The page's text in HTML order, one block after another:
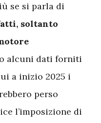
se si parla di
soltanto
alcuni dati forniti
a inizio 2025 i
perso
l’imposizione di